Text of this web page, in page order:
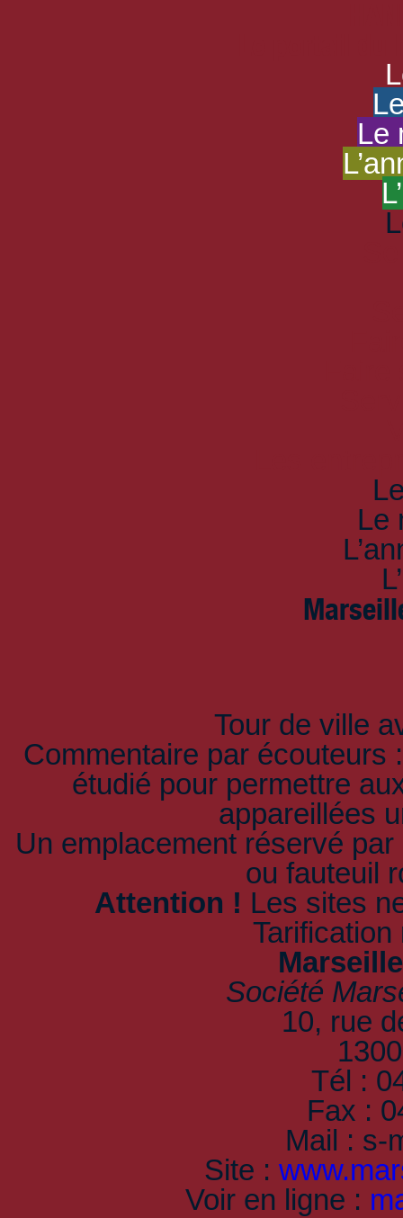
Le
Le
Tour de ville
Commentaire par écouteurs
étudié pour permettre
appareillées
Un emplacement réservé
ou fauteuil
Attention ! Les sites
Société
10, rue
Tél :
Fax :
Mail : s-
Site :
Voir en ligne :